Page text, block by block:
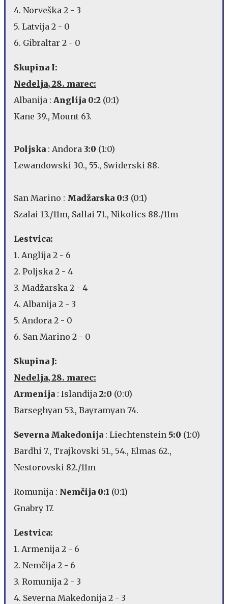
4. Norveška 2 - 3
5. Latvija 2 - 0
6. Gibraltar 2 - 0
Skupina I:
Nedelja, 28. marec:
Albanija : Anglija 0:2 (0:1)
Kane 39., Mount 63.
Poljska : Andora 3:0 (1:0)
Lewandowski 30., 55., Swiderski 88.
San Marino : Madžarska 0:3 (0:1)
Szalai 13./11m, Sallai 71., Nikolics 88./11m
Lestvica:
1. Anglija 2 - 6
2. Poljska 2 - 4
3. Madžarska 2 - 4
4. Albanija 2 - 3
5. Andora 2 - 0
6. San Marino 2 - 0
Skupina J:
Nedelja, 28. marec:
Armenija : Islandija 2:0 (0:0)
Barseghyan 53., Bayramyan 74.
Severna Makedonija : Liechtenstein 5:0 (1:0)
Bardhi 7., Trajkovski 51., 54., Elmas 62.,
Nestorovski 82./11m
Romunija : Nemčija 0:1 (0:1)
Gnabry 17.
Lestvica:
1. Armenija 2 - 6
2. Nemčija 2 - 6
3. Romunija 2 - 3
4. Severna Makedonija 2 - 3